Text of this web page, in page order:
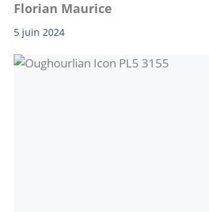
Florian Maurice
5 juin 2024